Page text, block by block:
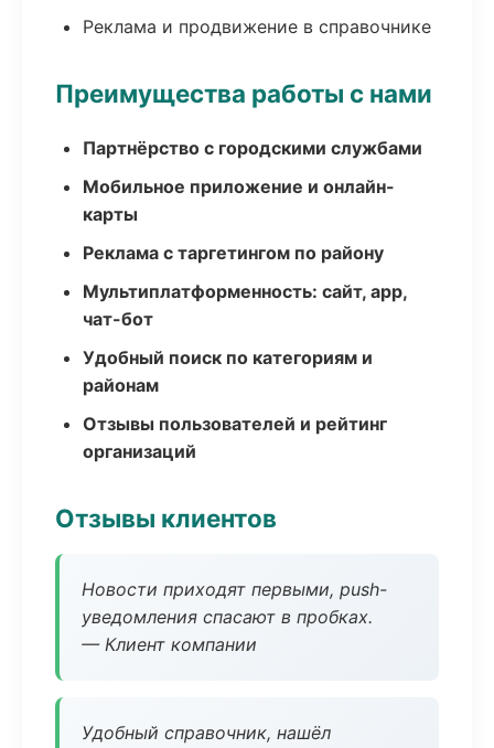
Реклама и продвижение в справочнике
Преимущества работы с нами
Партнёрство с городскими службами
Мобильное приложение и онлайн-
карты
Реклама с таргетингом по району
Мультиплатформенность: сайт, app,
чат-бот
Удобный поиск по категориям и
районам
Отзывы пользователей и рейтинг
организаций
Отзывы клиентов
Новости приходят первыми, push-
уведомления спасают в пробках.
— Клиент компании
Удобный справочник, нашёл